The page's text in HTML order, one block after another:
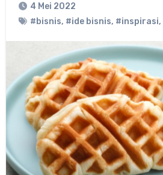
4 Mei 2022
#bisnis, #ide bisnis, #inspirasi,